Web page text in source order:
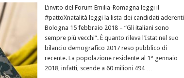
L’invito del Forum Emilia-Romagna leggi il
#pattoXnatalità leggi la lista dei candidati aderenti
Bologna 15 febbraio 2018 – “Gli italiani sono
sempre più vecchi”. È quanto rileva l’Istat nel suo
bilancio demografico 2017 reso pubblico di
recente. La popolazione residente al 1° gennaio
2018, infatti, scende a 60 milioni 494 …